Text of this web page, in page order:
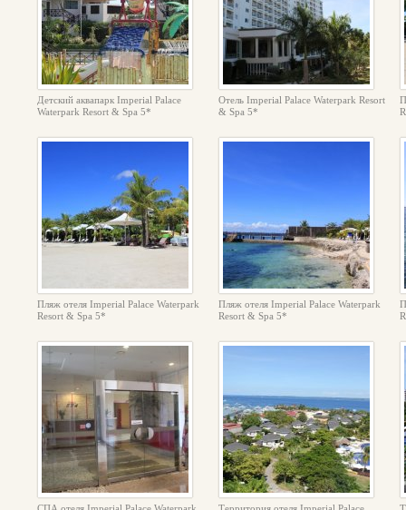
Детский аквапарк Imperial Palace
Waterpark Resort & Spa 5*
Отель Imperial Palace Waterpark Resort
& Spa 5*
Пляж отеля Imperial Palace Waterpark
Resort & Spa 5*
Пляж отеля Imperial Palace Waterpark
Resort & Spa 5*